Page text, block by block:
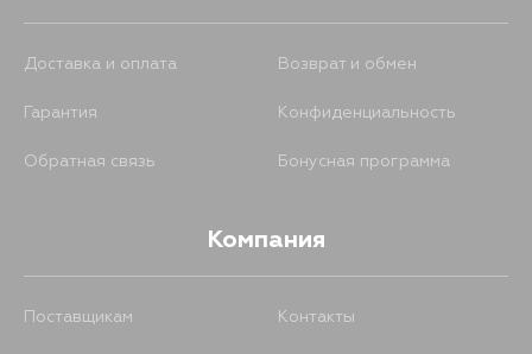
Доставка и оплата Возврат и обмен
Гарантия Конфиденциальность
Обратная связь Бонусная программа
Компания
Поставщикам Контакты